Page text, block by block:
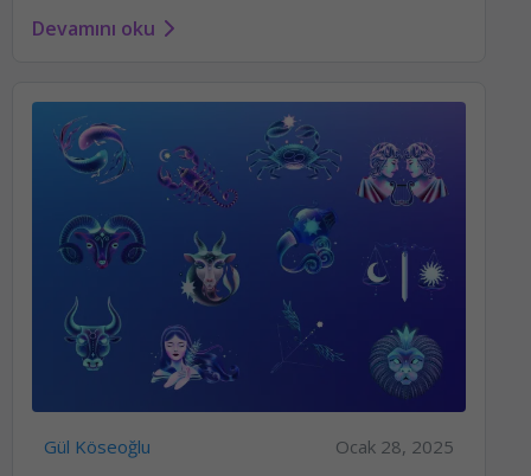
Devamını oku
Gül Köseoğlu Ocak 28, 2025